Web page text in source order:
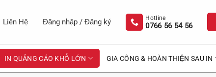
Liên Hệ Đăng nhập / Đăng ký 0766 56 54 56
IN QUẢNG CÁO KHỔ LỚN GIA CÔNG & HOÀN THIỆN SAU IN